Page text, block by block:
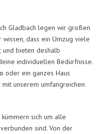
Gladbach legen wir großen
dass ein Umzug viele
und bieten deshalb
individuellen Bedürfnisse.
oder ein ganzes Haus
unserem umfangreichen
sich um alle
sind. Von der